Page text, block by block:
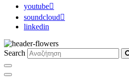
youtube
soundcloud
linkedin
Search